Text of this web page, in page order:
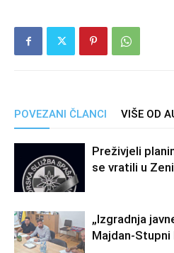
POVEZANI ČLANCI VIŠE OD
Preživjeli
se vratili u
„Izgradnja
Majdan-Stupni